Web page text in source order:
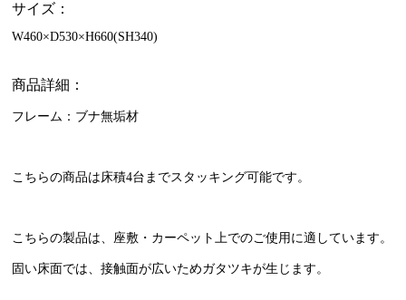
サイズ：
W460×D530×H660(SH340)
商品詳細：
フレーム：ブナ無垢材
こちらの商品は床積4台までスタッキング可能です。
こちらの製品は、座敷・カーペット上でのご使用に適しています。
固い床面では、接触面が広いためガタツキが生じます。